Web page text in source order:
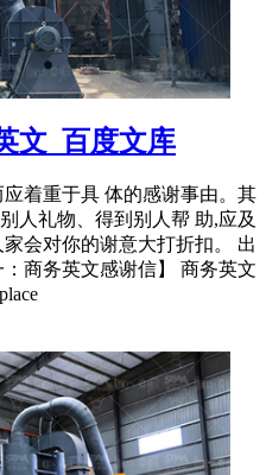
文_百度文库
着重于具 体的感谢事由。其
人礼物、得到别人帮 助,应及
会对你的谢意大打折扣。 出
商务英文感谢信】 商务英文